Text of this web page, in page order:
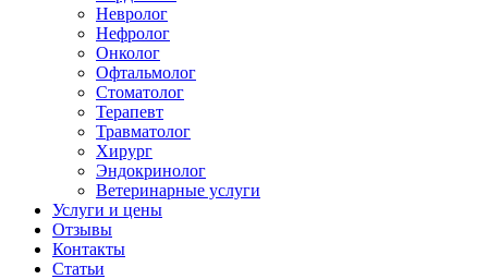
Невролог
Нефролог
Онколог
Офтальмолог
Стоматолог
Терапевт
Травматолог
Хирург
Эндокринолог
Ветеринарные услуги
Услуги и цены
Отзывы
Контакты
Статьи